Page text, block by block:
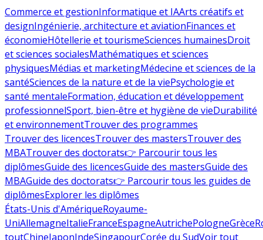
Commerce et gestionInformatique et IAArts créatifs et
designIngénierie, architecture et aviationFinances et
économieHôtellerie et tourismeSciences humainesDroit
et sciences socialesMathématiques et sciences
physiquesMédias et marketingMédecine et sciences de la
santéSciences de la nature et de la viePsychologie et
santé mentaleFormation, éducation et développement
professionnelSport, bien-être et hygiène de vieDurabilité
et environnementTrouver des programmes
Trouver des licencesTrouver des mastersTrouver des
MBATrouver des doctorats👉 Parcourir tous les
diplômesGuide des licencesGuide des mastersGuide des
MBAGuide des doctorats👉 Parcourir tous les guides de
diplômesExplorer les diplômes
États-Unis d'AmériqueRoyaume-
UniAllemagneItalieFranceEspagneAutrichePologneGrèce
toutChineJaponIndeSingapourCorée du SudVoir tout